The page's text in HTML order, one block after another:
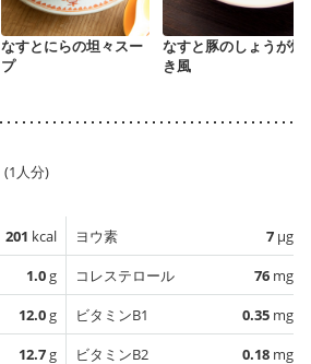
なすとにらの坦々スー
プ
なすと豚のしょうが焼
き風
(1人分)
201 kcal
1.0g
12.0g
12.7g
ヨウ素 7 µg
コレステロール
76 mg
ビタミンB1
0.35 mg
ビタミンB2
0.18 mg